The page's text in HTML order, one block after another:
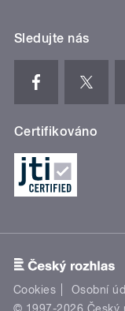
Sledujte nás
Certifikováno
Cookies Osobní